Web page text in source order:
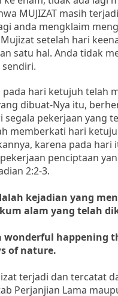
MUJIZAT masih
anda mengklaim
setelah hari
satu hal. Anda tidak
sendiri.
pada hari ketujuh telah
dibuat-Nya itu,
segala pekerjaan yang
memberkati hari
karena pada hari
penciptaan
2:2-3.
kejadian yang
alam yang telah
wonderful happening
of nature.
terjadi dan tercatat
Perjanjian Lama